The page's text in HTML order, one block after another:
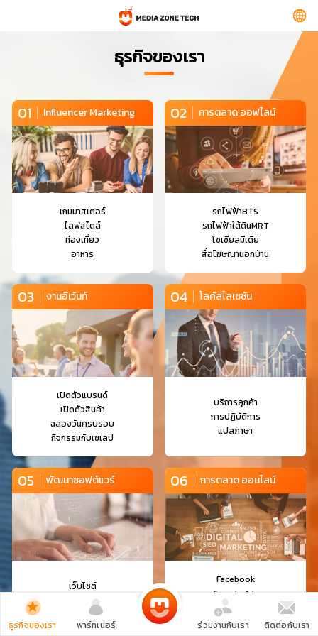
ธุรกิจของเรา
01 Influencer Marketing
เกมมาสเตอร์
ไลฟสไตล์
ท่องเที่ยว
อาหาร
02 การตลาด ออฟไลน์
รถไฟฟ้าBTS
รถไฟฟ้าใต้ดินMRT
โซเชียลมีเดีย
สื่อโฆษณานอกบ้าน
03 งานอีเว้นท์
เปิดตัวแบรนด์
เปิดตัวสินค้า
ฉลองวันครบรอบ
กิจกรรมกับเซเลป
04 โลคัลไลเซชัน
บริการลูกค้า
การปฏิบัติการ
แปลภาษา
05 พัฒนาซอฟต์แวร์
เว็บไซต์
แอปพลิเคชัน
พัฒนาเกม
06 การตลาด ออนไลน์
Facebook
Google Ads
Instagram
TikTok
ธุรกิจของเรา พาร์ทเนอร์ ร่วมงานกับเรา ติดต่อกับเรา